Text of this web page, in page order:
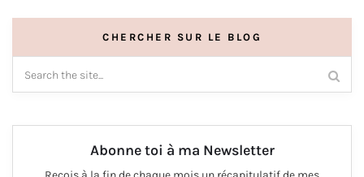
CHERCHER SUR LE BLOG
Abonne toi à ma Newsletter